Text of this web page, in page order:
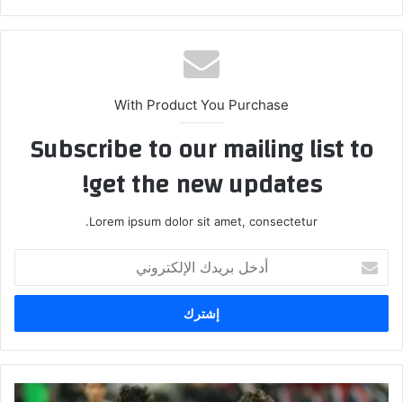
With Product You Purchase
Subscribe to our mailing list to
get the new updates!
Lorem ipsum dolor sit amet, consectetur.
بريدك
الإلكتروني
تحديد